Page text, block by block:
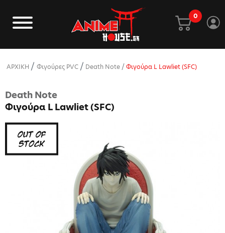
0
ΑΡΧΙΚΗ Φιγούρες PVC Death Note Φιγούρα L Lawliet (SFC)
Death Note
Φιγούρα L Lawliet (SFC)